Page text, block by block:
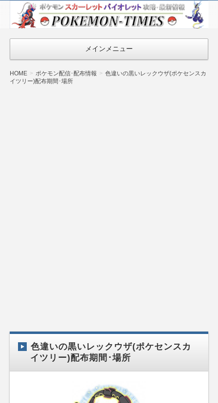
ポケモン最新
情報まとめ
『POKEMON-
TIMES』
メインメニュー
HOME ポケモン配信･配布情報
色違いの黒いレックウザ(ポケセンスカ
イツリー)配布期間･場所
色違いの黒いレックウザ(ポケセンスカ
イツリー)配布期間･場所